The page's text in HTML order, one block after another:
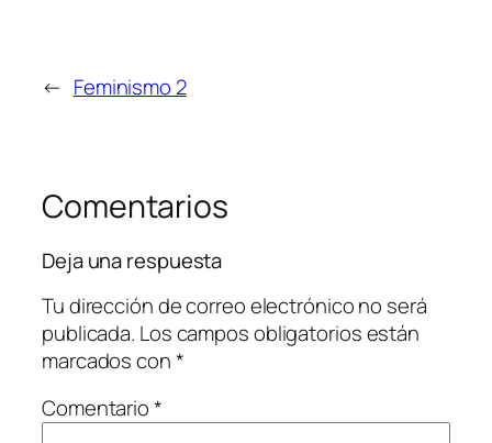
← Feminismo 2
Comentarios
Deja una respuesta
Tu dirección de correo electrónico no será
publicada. Los campos obligatorios están
marcados con*
Comentario*